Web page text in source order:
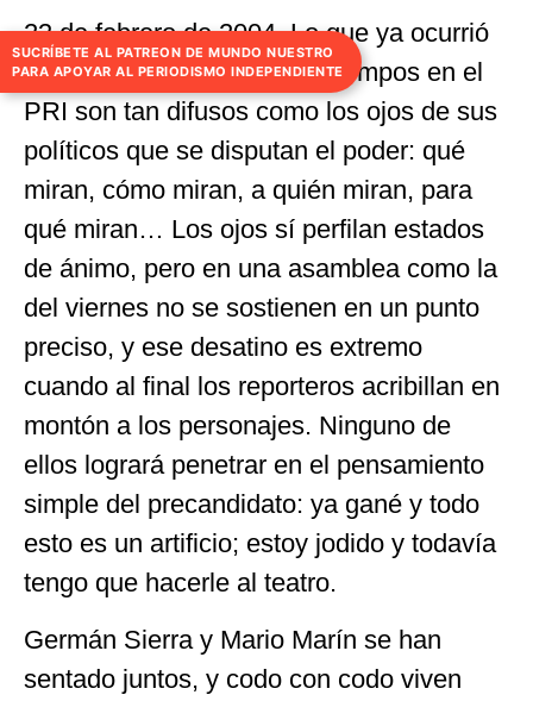
23 de febrero de 2004. Lo que ya ocurrió
ahora mismo ocurrirá. Los tiempos en el
PRI son tan difusos como los ojos de sus
políticos que se disputan el poder: qué
miran, cómo miran, a quién miran, para
qué miran… Los ojos sí perfilan estados
de ánimo, pero en una asamblea como la
del viernes no se sostienen en un punto
preciso, y ese desatino es extremo
cuando al final los reporteros acribillan en
montón a los personajes. Ninguno de
ellos logrará penetrar en el pensamiento
simple del precandidato: ya gané y todo
esto es un artificio; estoy jodido y todavía
tengo que hacerle al teatro.
Germán Sierra y Mario Marín se han
sentado juntos, y codo con codo viven
SUCRÍBETE AL PATREON DE MUNDO NUESTRO
PARA APOYAR AL PERIODISMO INDEPENDIENTE